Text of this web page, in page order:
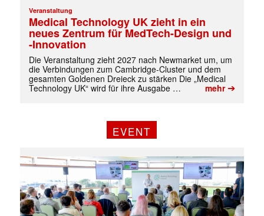
Veranstaltung
Medical Technology UK zieht in ein
neues Zentrum für MedTech-Design und
-Innovation
Die Veranstaltung zieht 2027 nach Newmarket um, um
die Verbindungen zum Cambridge-Cluster und dem
gesamten Goldenen Dreieck zu stärken Die „Medical
Technology UK“ wird für ihre Ausgabe …
mehr➔
EVENT